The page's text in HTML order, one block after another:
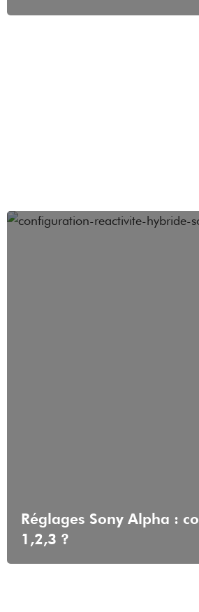
Réglages Sony Alpha :
1,2,3 ?